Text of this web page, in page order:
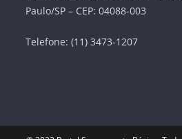
Paulo/SP – CEP: 04088-003
Telefone: (11) 3473-1207